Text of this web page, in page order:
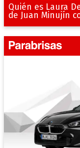
Quién es Laura
de Juan Minujín